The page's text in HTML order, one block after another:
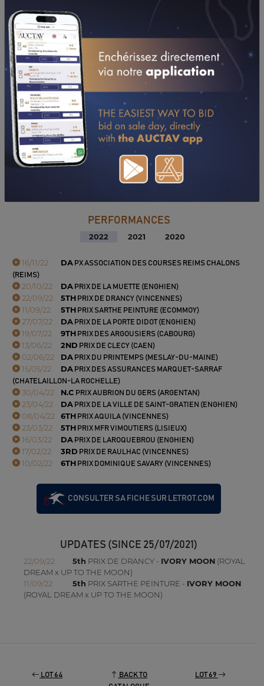
PERFORMANCES
2022 2021 2020
16/11/22 DAPX ASSOCIATION DES COURSES REIMS CHALONS
(REIMS)
20/10/22 DAPRIX DE LA MUETTE (ENGHIEN)
22/09/22 5TH PRIX DE DRANCY (VINCENNES)
11/09/22 5TH PRIX SARTHE PEINTURE (ECOMMOY)
27/07/22 DAPRIX DE LA PORTE DIDOT (ENGHIEN)
19/07/22 9TH PRIX DES ARGOUSIERS (CABOURG)
13/06/22 2ND PRIX DE CLECY (CAEN)
02/06/22 DAPRIX DU PRINTEMPS (MESLAY-DU-MAINE)
15/05/22 DAPRIX DES ASSURANCES MARQUET-SARRAF
(CHATELAILLON-LA ROCHELLE)
30/04/22 N.C PRIX AUBRION DU GERS (ARGENTAN)
23/04/22 DAPRIX DE LA VILLE DE SAINT-GRATIEN (ENGHIEN)
08/04/22 6TH PRIX AQUILA (VINCENNES)
23/03/22 5TH PRIX MFR VIMOUTIERS (LISIEUX)
16/03/22 DAPRIX DE LAROQUEBROU (ENGHIEN)
17/02/22 3RD PRIX DE RAULHAC (VINCENNES)
10/02/22 6TH PRIX DOMINIQUE SAVARY (VINCENNES)
CONSULTER SA FICHE SUR LETROT.COM
UPDATES (SINCE 25/07/2021)
22/09/22 5th PRIX DE DRANCY - IVORY MOON(ROYAL
DREAM x UP TO THE MOON)
11/09/22
5th PRIX SARTHE PEINTURE - IVORY MOON
(ROYAL DREAM x UP TO THE MOON)
LOT 64
BACK TO
LOT 69